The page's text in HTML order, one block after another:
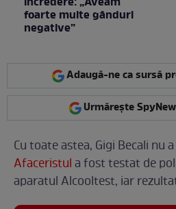
foarte multe gânduri
negative”
Adaugă-ne ca sursă
Urmărește
Cu toate astea, Gigi Becali nu
Afaceristula fost testat de
aparatul Alcooltest, iar